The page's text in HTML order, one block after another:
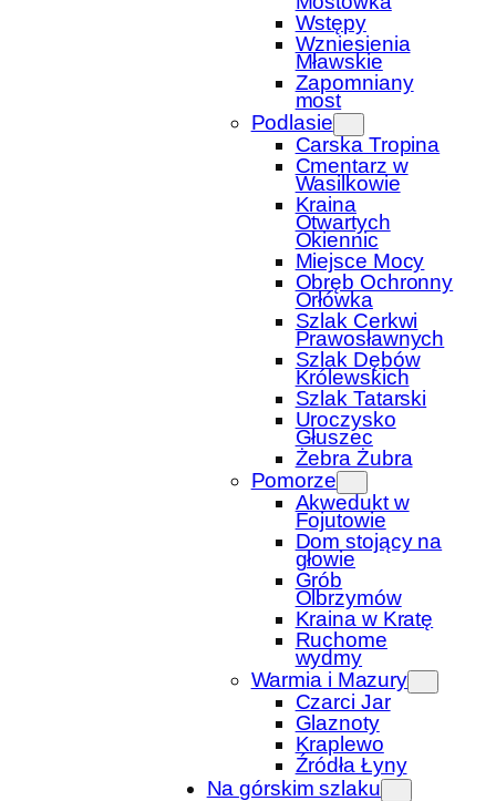
Wstępy
Wzniesienia
Mławskie
Zapomniany
most
Podlasie
Carska Tropina
Cmentarz w
Wasilkowie
Kraina
Otwartych
Okiennic
Miejsce Mocy
Obręb Ochronny
Orłówka
Szlak Cerkwi
Prawosławnych
Szlak Dębów
Królewskich
Szlak Tatarski
Uroczysko
Głuszec
Żebra Żubra
Pomorze
Akwedukt w
Fojutowie
Dom stojący na
głowie
Grób
Olbrzymów
Kraina w Kratę
Ruchome
wydmy
Warmia i Mazury
Czarci Jar
Glaznoty
Kraplewo
Źródła Łyny
Na górskim szlaku